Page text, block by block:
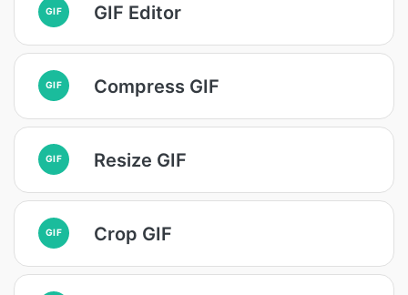
GIF GIF Editor
GIF Compress GIF
GIF Resize GIF
GIF Crop GIF